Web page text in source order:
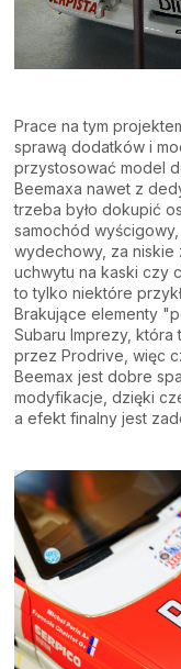
Prace na tym
sprawą dodatków i
przystosować model
Beemaxa nawet z
trzeba było dokupić
samochód wyścigowy,
wydechowy, za niskie
uchwytu na kaski czy
to tylko niektóre
Brakujące elementy
Subaru Imprezy, która
przez Prodrive, więc
Beemax jest dobre
modyfikacje, dzięki
a efekt finalny jest